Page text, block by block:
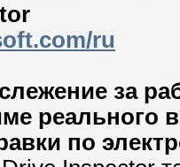
ru
слежение за
реального
по